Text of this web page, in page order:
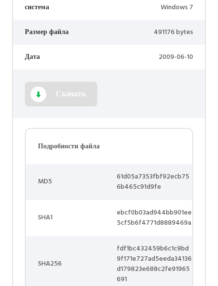
система Windows 7
Размер файла 491176 bytes
Дата 2009-06-10
Скачать
Подробности файла
MD5
61d05a7353fbf92ecb75
6b465c91d9fe
SHA1
ebcf0b03ad944bb901ee
5cf5b6f4771d8889469a
SHA256
fdf1bc432459b6c1c9bd
9f171e727ad5eeda34136
d179823e688c2fe91965
691